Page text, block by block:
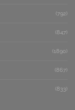
(792)
(847)
(1890)
(867)
(833)